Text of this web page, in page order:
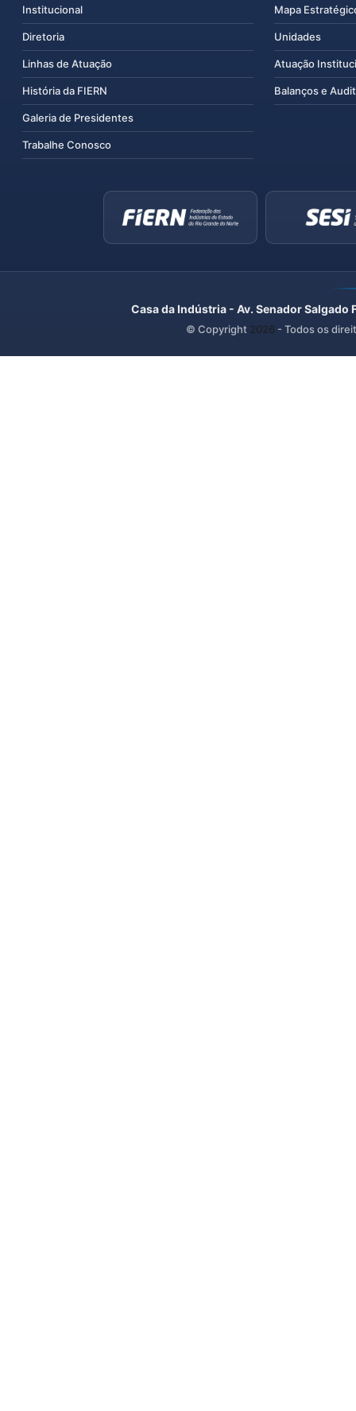
Institucional
Diretoria
Linhas de Atuação
História da FIERN
Galeria de Presidentes
Trabalhe Conosco
Mapa
Unidades
Atuação
Balanços e
Casa da Indústria - Av. Senador
© Copyright 2026 - Todos os